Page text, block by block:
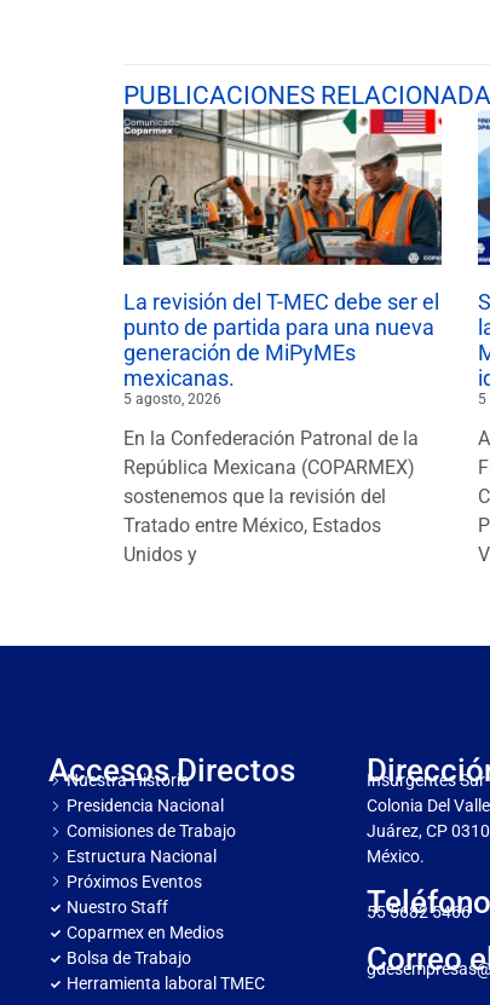
PUBLICACIONES
La revisión del T-MEC debe ser el
punto de partida para una nueva
generación de MiPyMEs
mexicanas.
5 agosto, 2026
En la Confederación Patronal de la
República Mexicana (COPARMEX)
sostenemos que la revisión del
Tratado entre México, Estados
Unidos y
5
Accesos Directos
Nuestra Historia
Presidencia Nacional
Comisiones de Trabajo
Estructura Nacional
Próximos Eventos
Nuestro Staff
Coparmex en Medios
Bolsa de Trabajo
Herramienta laboral TMEC
Insurgentes Sur
Colonia Del
Juárez, CP
México.
Teléfono
55 5682 5466
Correo